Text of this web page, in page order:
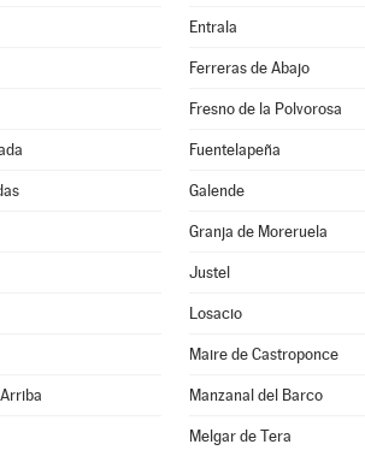
Entrala
Ferreras de Abajo
Fresno de la Polvorosa
Fuentelapeña
Galende
Granja de Moreruela
Justel
Losacio
Maire de Castroponce
Manzanal del Barco
Melgar de Tera